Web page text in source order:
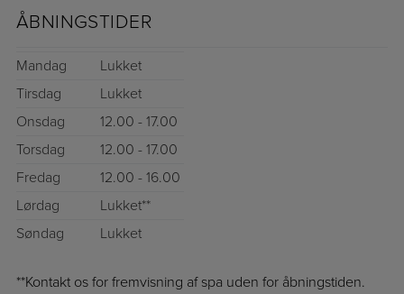
ÅBNINGSTIDER
Mandag
Lukket
Tirsdag
Lukket
Onsdag
12.00 - 17.00
Torsdag
12.00 - 17.00
Fredag
12.00 - 16.00
Lørdag
Lukket**
Søndag
Lukket
**Kontakt os for fremvisning af spa uden for åbningstiden.